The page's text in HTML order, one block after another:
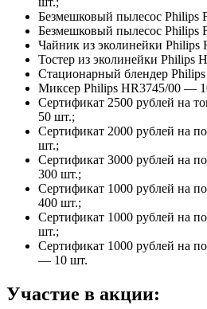
Безмешковый пылесос Philips
Безмешковый пылесос Philips
Чайник из эколинейки
Тостер из эколинейки Philips
Стационарный блендер
Миксер Philips HR3745/00 —
Сертификат 2500 рублей на
50 шт.;
Сертификат 2000 рублей на
шт.;
Сертификат 3000 рублей на
300 шт.;
Сертификат 1000 рублей на
400 шт.;
Сертификат 1000 рублей на
шт.;
Сертификат 1000 рублей на
— 10 шт.
Участие в акции: